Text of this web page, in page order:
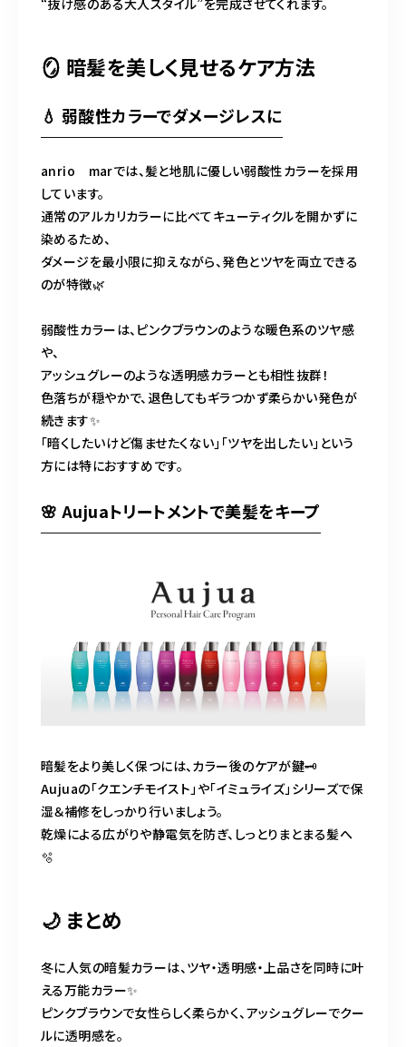
🪞 暗髪を美しく見せるケア方法
💧 弱酸性カラーでダメージレスに
anrio marでは、髪と地肌に優しい弱酸性カラーを採用
しています。
通常のアルカリカラーに比べてキューティクルを開かずに
染めるため、
ダメージを最小限に抑えながら、発色とツヤを両立できる
のが特徴🌿
弱酸性カラーは、ピンクブラウンのような暖色系のツヤ感
や、
アッシュグレーのような透明感カラーとも相性抜群！
色落ちが穏やかで、退色してもギラつかず柔らかい発色が
続きます✨
「暗くしたいけど傷ませたくない」「ツヤを出したい」という
方には特におすすめです。
🌸 Aujuaトリートメントで美髪をキープ
暗髪をより美しく保つには、カラー後のケアが鍵🗝️
Aujuaの「クエンチモイスト」や「イミュライズ」シリーズで保
湿＆補修をしっかり行いましょう。
乾燥による広がりや静電気を防ぎ、しっとりまとまる髪へ
🫧
🌙 まとめ
冬に人気の暗髪カラーは、ツヤ・透明感・上品さを同時に叶
える万能カラー✨
ピンクブラウンで女性らしく柔らかく、アッシュグレーでクー
ルに透明感を。